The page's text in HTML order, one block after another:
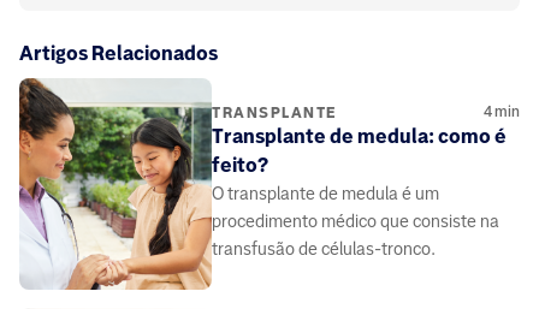
Artigos Relacionados
TRANSPLANTE 4min
Transplante de medula: como é
feito?
O transplante de medula é um
procedimento médico que consiste na
transfusão de células-tronco.